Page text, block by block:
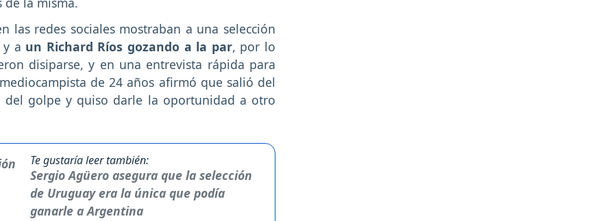
las redes sociales mostraban a una selección
a un Richard Ríos gozando a la par, por lo
disiparse, y en una entrevista rápida para
de 24 años afirmó que salió del
golpe y quiso darle la oportunidad a otro
Te gustaría leer también:
Sergio Agüero asegura que la selección
de Uruguay era la única que podía
ganarle a Argentina